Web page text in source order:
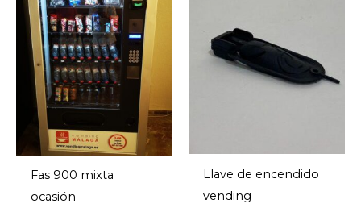
Fas 900 mixta
ocasión
Llave de encendido
vending